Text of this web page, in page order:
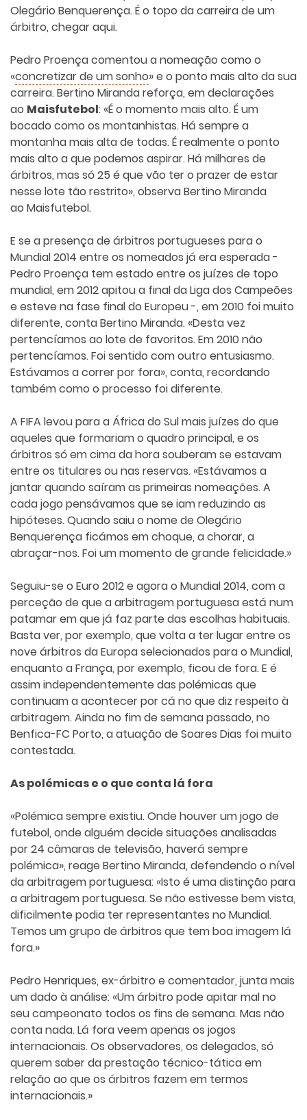
Olegário Benquerença. É o topo da carreira de um
árbitro, chegar aqui.
Pedro Proença comentou a nomeação como o
«concretizar de um sonho» e o ponto mais alto da sua
carreira. Bertino Miranda reforça, em declarações
ao Maisfutebol: «É o momento mais alto. É um
bocado como os montanhistas. Há sempre a
montanha mais alta de todas. É realmente o ponto
mais alto a que podemos aspirar. Há milhares de
árbitros, mas só 25 é que vão ter o prazer de estar
nesse lote tão restrito», observa Bertino Miranda
ao Maisfutebol.
E se a presença de árbitros portugueses para o
Mundial 2014 entre os nomeados já era esperada -
Pedro Proença tem estado entre os juízes de topo
mundial, em 2012 apitou a final da Liga dos Campeões
e esteve na fase final do Europeu -, em 2010 foi muito
diferente, conta Bertino Miranda. «Desta vez
pertencíamos ao lote de favoritos. Em 2010 não
pertencíamos. Foi sentido com outro entusiasmo.
Estávamos a correr por fora», conta, recordando
também como o processo foi diferente.
A FIFA levou para a África do Sul mais juízes do que
aqueles que formariam o quadro principal, e os
árbitros só em cima da hora souberam se estavam
entre os titulares ou nas reservas. «Estávamos a
jantar quando saíram as primeiras nomeações. A
cada jogo pensávamos que se iam reduzindo as
hipóteses. Quando saiu o nome de Olegário
Benquerença ficámos em choque, a chorar, a
abraçar-nos. Foi um momento de grande felicidade.»
Seguiu-se o Euro 2012 e agora o Mundial 2014, com a
perceção de que a arbitragem portuguesa está num
patamar em que já faz parte das escolhas habituais.
Basta ver, por exemplo, que volta a ter lugar entre os
nove árbitros da Europa selecionados para o Mundial,
enquanto a França, por exemplo, ficou de fora. E é
assim independentemente das polémicas que
continuam a acontecer por cá no que diz respeito à
arbitragem. Ainda no fim de semana passado, no
Benfica-FC Porto, a atuação de Soares Dias foi muito
contestada.
As polémicas e o que conta lá fora
«Polémica sempre existiu. Onde houver um jogo de
futebol, onde alguém decide situações analisadas
por 24 câmaras de televisão, haverá sempre
polémica», reage Bertino Miranda, defendendo o nível
da arbitragem portuguesa: «Isto é uma distinção para
a arbitragem portuguesa. Se não estivesse bem vista,
dificilmente podia ter representantes no Mundial.
Temos um grupo de árbitros que tem boa imagem lá
fora.»
Pedro Henriques, ex-árbitro e comentador, junta mais
um dado à análise: «Um árbitro pode apitar mal no
seu campeonato todos os fins de semana. Mas não
conta nada. Lá fora veem apenas os jogos
internacionais. Os observadores, os delegados, só
querem saber da prestação técnico-tática em
relação ao que os árbitros fazem em termos
internacionais.»